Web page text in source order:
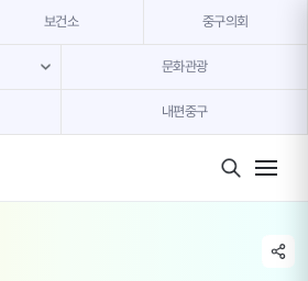
보건소 중구의회
문화관광
내편중구
share